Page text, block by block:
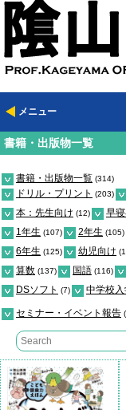
メニュー
書籍・出版物一覧
書籍・出版物一覧 (314)
ドリル・プリント (203)
本：先生向け (12) 早
1年生 (107) 2年生 (105)
6年生 (125) 幼児向け
算数 (137) 国語 (116)
DSソフト (7) 中学校
セミナー・イベント報告